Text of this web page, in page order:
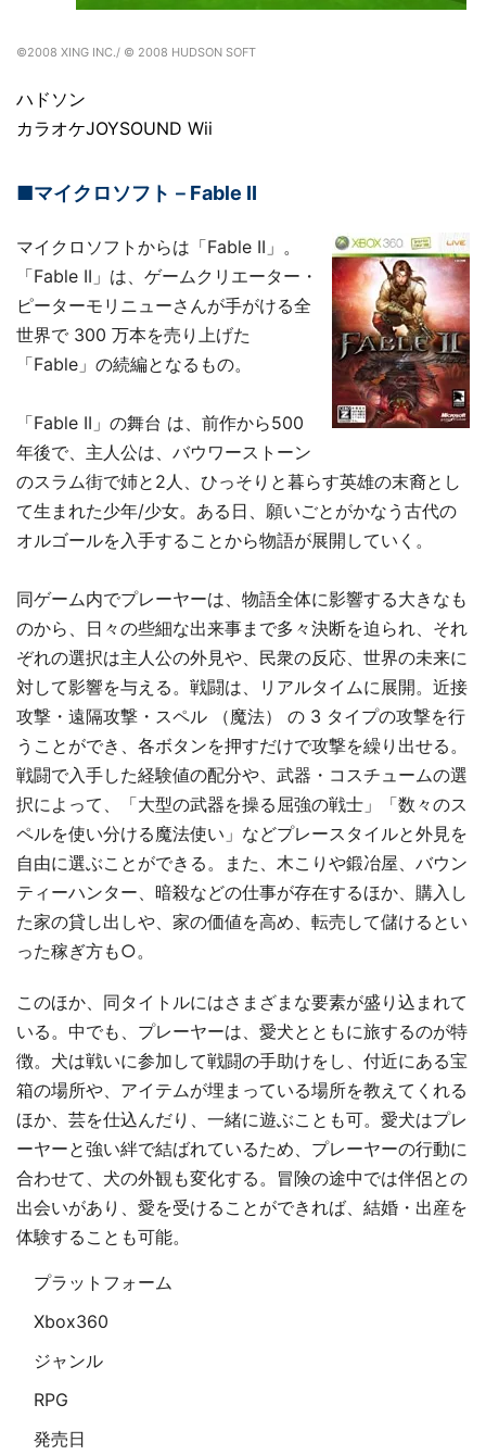
©2008 XING INC./ © 2008 HUDSON SOFT
ハドソン
カラオケJOYSOUND Wii
■マイクロソフト－Fable II
マイクロソフトからは「Fable II」。
「Fable II」は、ゲームクリエーター・
ピーターモリニューさんが手がける全
世界で 300 万本を売り上げた
「Fable」の続編となるもの。
「Fable II」の舞台 は、前作から500
年後で、主人公は、バウワーストーン
のスラム街で姉と2人、ひっそりと暮らす英雄の末裔とし
て生まれた少年/少女。ある日、願いごとがかなう古代の
オルゴールを入手することから物語が展開していく。
同ゲーム内でプレーヤーは、物語全体に影響する大きなも
のから、日々の些細な出来事まで多々決断を迫られ、それ
ぞれの選択は主人公の外見や、民衆の反応、世界の未来に
対して影響を与える。戦闘は、リアルタイムに展開。近接
攻撃・遠隔攻撃・スペル （魔法） の 3 タイプの攻撃を行
うことができ、各ボタンを押すだけで攻撃を繰り出せる。
戦闘で入手した経験値の配分や、武器・コスチュームの選
択によって、「大型の武器を操る屈強の戦士」「数々のス
ペルを使い分ける魔法使い」などプレースタイルと外見を
自由に選ぶことができる。また、木こりや鍛冶屋、バウン
ティーハンター、暗殺などの仕事が存在するほか、購入し
た家の貸し出しや、家の価値を高め、転売して儲けるとい
った稼ぎ方も○。
このほか、同タイトルにはさまざまな要素が盛り込まれて
いる。中でも、プレーヤーは、愛犬とともに旅するのが特
徴。犬は戦いに参加して戦闘の手助けをし、付近にある宝
箱の場所や、アイテムが埋まっている場所を教えてくれる
ほか、芸を仕込んだり、一緒に遊ぶことも可。愛犬はプレ
ーヤーと強い絆で結ばれているため、プレーヤーの行動に
合わせて、犬の外観も変化する。冒険の途中では伴侶との
出会いがあり、愛を受けることができれば、結婚・出産を
体験することも可能。
プラットフォーム
Xbox360
ジャンル
RPG
発売日